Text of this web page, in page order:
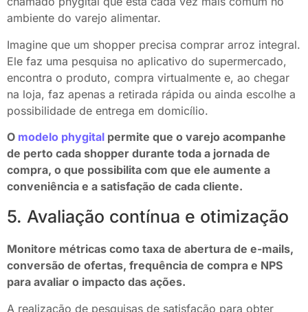
ambiente do varejo alimentar.
Imagine que um shopper precisa comprar arroz integral.
Ele faz uma pesquisa no aplicativo do supermercado,
encontra o produto, compra virtualmente e, ao chegar
na loja, faz apenas a retirada rápida ou ainda escolhe a
possibilidade de entrega em domicílio.
O modelo phygital permite que o varejo acompanhe
de perto cada shopper durante toda a jornada de
compra, o que possibilita com que ele aumente a
conveniência e a satisfação de cada cliente.
5. Avaliação contínua e otimização
Monitore métricas como taxa de abertura de e-mails,
conversão de ofertas, frequência de compra e NPS
para avaliar o impacto das ações.
A realização de pesquisas de satisfação para obter